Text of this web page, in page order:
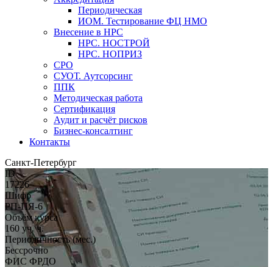
Периодическая
ИОМ. Тестирование ФЦ НМО
Внесение в НРС
НРС. НОСТРОЙ
НРС. НОПРИЗ
СРО
СУОТ. Аутсорсинг
ППК
Методическая работа
Сертификация
Аудит и расчёт рисков
Бизнес-консалтинг
Контакты
Санкт-Петербург
ID
17226
Шифр
РП-ПЯ-6
Объём курса
160 уч. ч.
Периодичность (мес.)
Бессрочно
ФИС ФРДО